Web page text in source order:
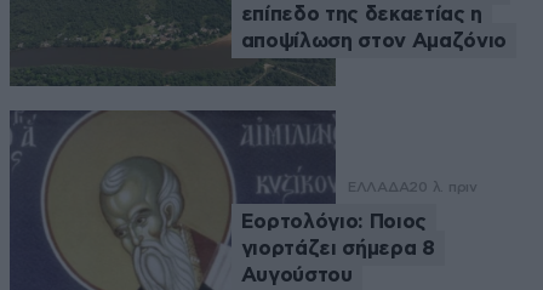
επίπεδο της δεκαετίας η
αποψίλωση στον Αμαζόνιο
ΕΛΛΑΔΑ20 λ. πριν
Εορτολόγιο: Ποιος
γιορτάζει σήμερα 8
Αυγούστου